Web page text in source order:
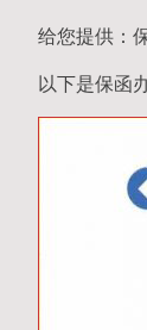
给您提供：
以下是保函